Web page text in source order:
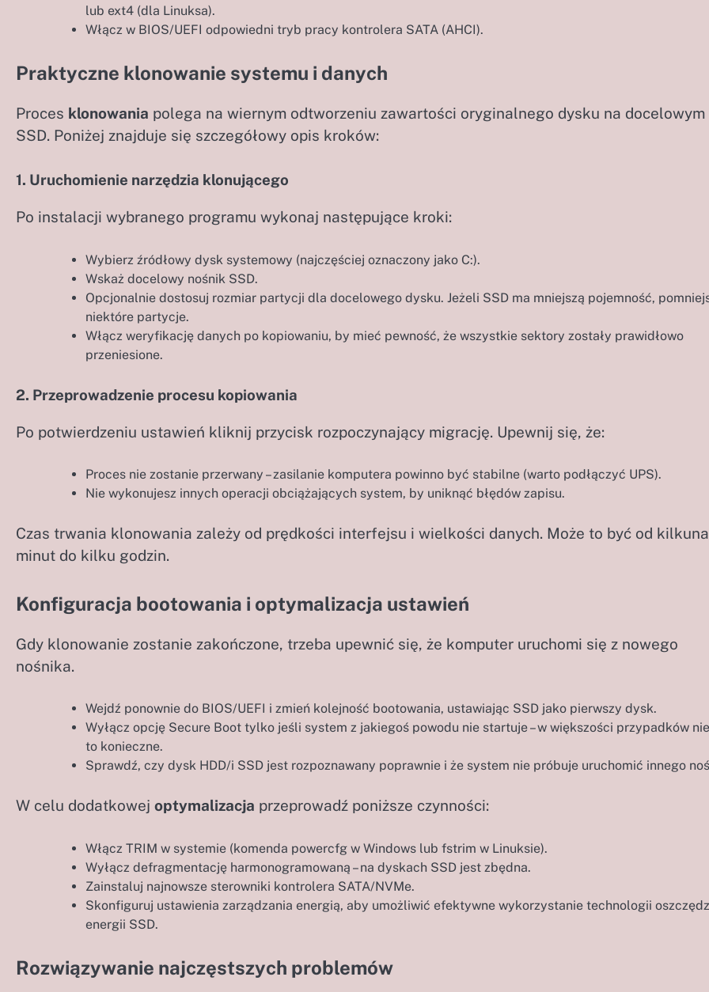
lub ext4 (dla Linuksa).
Włącz w BIOS/UEFI odpowiedni tryb pracy kontrolera SATA (AHCI).
Praktyczne klonowanie systemu i danych
Proces klonowania polega na wiernym odtworzeniu zawartości oryginalnego dysku na docelowym
SSD. Poniżej znajduje się szczegółowy opis kroków:
1. Uruchomienie narzędzia klonującego
Po instalacji wybranego programu wykonaj następujące kroki:
Wybierz źródłowy dysk systemowy (najczęściej oznaczony jako C:).
Wskaż docelowy nośnik SSD.
Opcjonalnie dostosuj rozmiar partycji dla docelowego dysku. Jeżeli SSD ma mniejszą pojemność,
niektóre partycje.
Włącz weryfikację danych po kopiowaniu, by mieć pewność, że wszystkie sektory zostały prawidłowo
przeniesione.
2. Przeprowadzenie procesu kopiowania
Po potwierdzeniu ustawień kliknij przycisk rozpoczynający migrację. Upewnij się, że:
Proces nie zostanie przerwany – zasilanie komputera powinno być stabilne (warto podłączyć UPS).
Nie wykonujesz innych operacji obciążających system, by uniknąć błędów zapisu.
Czas trwania klonowania zależy od prędkości interfejsu i wielkości danych. Może to być od
minut do kilku godzin.
Konfiguracja bootowania i optymalizacja ustawień
Gdy klonowanie zostanie zakończone, trzeba upewnić się, że komputer uruchomi się z nowego
nośnika.
Wejdź ponownie do BIOS/UEFI i zmień kolejność bootowania, ustawiając SSD jako pierwszy dysk.
Wyłącz opcję Secure Boot tylko jeśli system z jakiegoś powodu nie startuje – w większości przypadków
to konieczne.
Sprawdź, czy dysk HDD/i SSD jest rozpoznawany poprawnie i że system nie próbuje uruchomić innego
W celu dodatkowej optymalizacja przeprowadź poniższe czynności:
Włącz TRIM w systemie (komenda powercfg w Windows lub fstrim w Linuksie).
Wyłącz defragmentację harmonogramowaną – na dyskach SSD jest zbędna.
Zainstaluj najnowsze sterowniki kontrolera SATA/NVMe.
Skonfiguruj ustawienia zarządzania energią, aby umożliwić efektywne wykorzystanie technologii
energii SSD.
Rozwiązywanie najczęstszych problemów